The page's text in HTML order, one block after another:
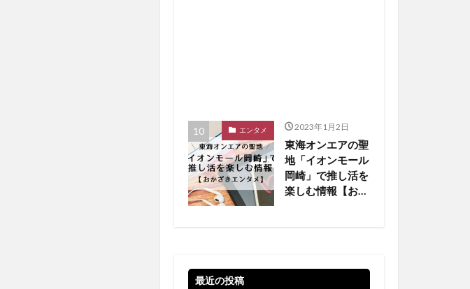
エンタメ 2023年1月2日
東海オンエアの聖
地「イオンモール
岡崎」で推し活を
楽しむ情報【おか
最近の投稿